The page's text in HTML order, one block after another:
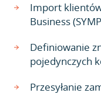
Import
Business
Definiowanie
pojedynczych
Przesyłanie